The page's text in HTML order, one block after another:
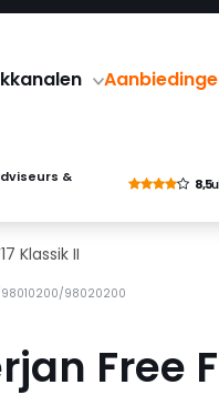
&
8,5
Klassik II
98020200
Free